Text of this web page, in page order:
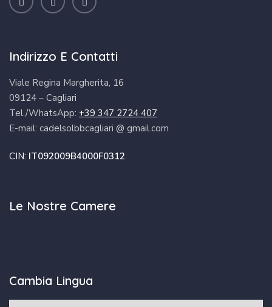
Indirizzo E Contatti
Viale Regina Margherita, 16
09124 – Cagliari
Tel./WhatsApp: +39 347 2724 407
E-mail: cadelsolbbcagliari @ gmail.com
CIN: IT092009B4000F0312
Le Nostre Camere
Cambia Lingua